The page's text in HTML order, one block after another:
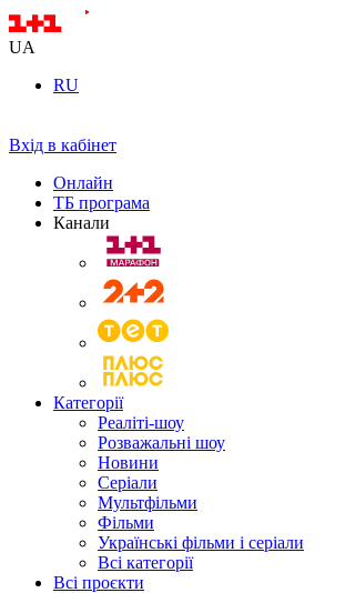
UA
RU
Вхід в кабінет
Онлайн
ТБ програма
Канали
Категорії
Реаліті-шоу
Розважальні шоу
Новини
Серіали
Мультфільми
Фільми
Українські фільми і серіали
Всі категорії
Всі проєкти